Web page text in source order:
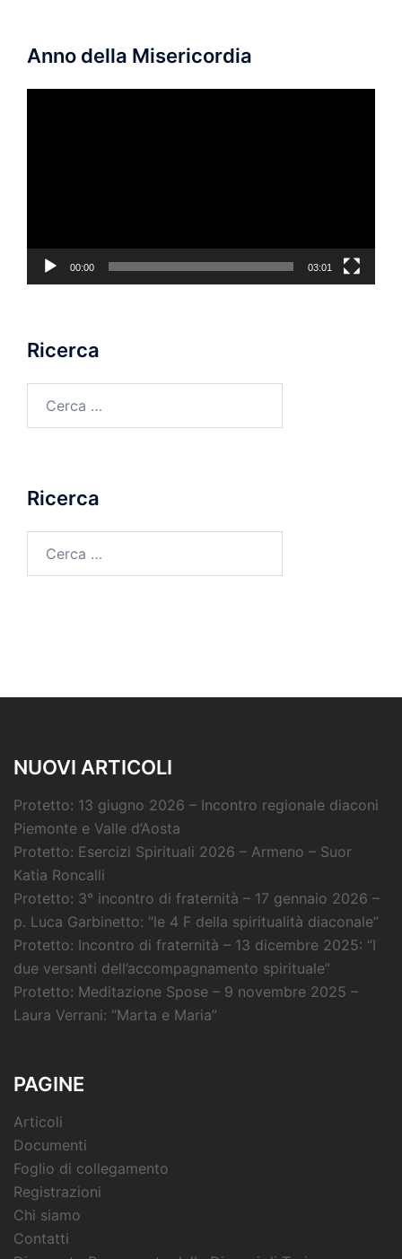
Anno della Misericordia
00:00 03:01
Ricerca
per:
Ricerca
per:
NUOVI ARTICOLI
Protetto: 13 giugno 2026 – Incontro regionale diaconi
Piemonte e Valle d’Aosta
Protetto: Esercizi Spirituali 2026 – Armeno – Suor
Katia Roncalli
Protetto: 3° incontro di fraternità – 17 gennaio 2026 –
p. Luca Garbinetto: “le 4 F della spiritualità diaconale”
Protetto: Incontro di fraternità – 13 dicembre 2025: “I
due versanti dell’accompagnamento spirituale”
Protetto: Meditazione Spose – 9 novembre 2025 –
Laura Verrani: “Marta e Maria”
PAGINE
Articoli
Documenti
Foglio di collegamento
Registrazioni
Chi siamo
Contatti